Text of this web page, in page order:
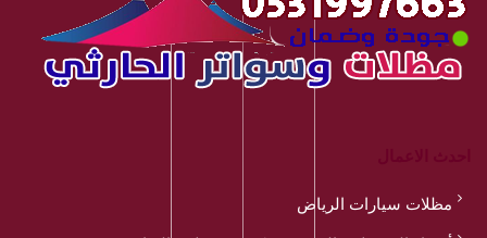
مظلات سيارات الرياض